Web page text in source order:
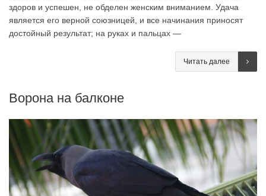
здоров и успешен, не обделен женским вниманием. Удача
является его верной союзницей, и все начинания приносят
достойный результат; на руках и пальцах —
Читать далее
Ворона на балконе